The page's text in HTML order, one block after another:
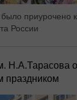
приурочено
России
праздником